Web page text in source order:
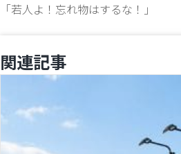
「若人よ！忘れ物はするな！」
関連記事